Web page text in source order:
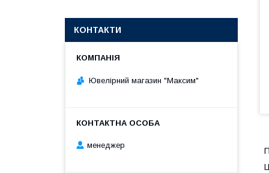
КОНТАКТИ
Ювелірний магазин "Максим"
менеджер